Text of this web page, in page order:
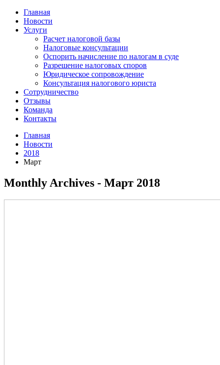
Главная
Новости
Услуги
Расчет налоговой базы
Налоговые консультации
Оспорить начисление по налогам в суде
Разрешение налоговых споров
Юридическое сопровождение
Консультация налогового юриста
Сотрудничество
Отзывы
Команда
Контакты
Главная
Новости
2018
Март
Monthly Archives - Март 2018